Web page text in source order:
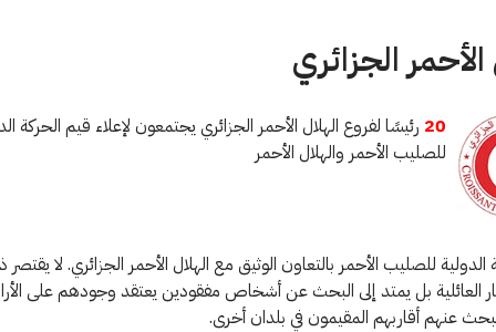
الأحمر الجزائري
20 رئيسًا لفروع الهلال الأحمر الجزائري يجتمعون لإعلاء قيم الحركة
للصليب الأحمر والهلال الأحمر
الدولية للصليب الأحمر بالتعاون الوثيق مع الهلال الأحمر الجزائري. لا
العائلية بل يمتد إلى البحث عن أشخاص مفقودين يعتقد وجودهم على
عنهم أقاربهم المقيمون في بلدان أخرى.